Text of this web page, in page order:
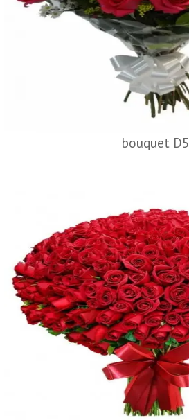
bouquet D5